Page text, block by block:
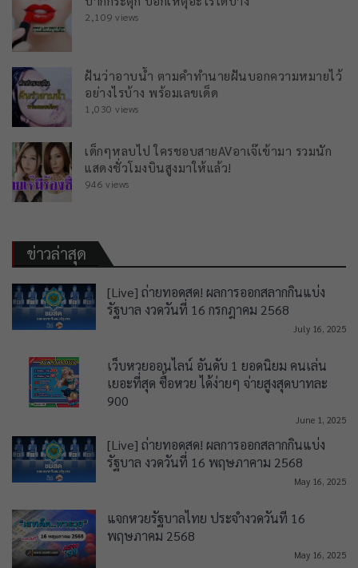
2,109 views
ฝันว่าอาบน้ำ ตามคำทำนายฝันบอกความหมายไว้
อย่างไรบ้าง พร้อมเลขเด็ด
1,030 views
เด็กๆหลบไป ใครชอบสายAVอาเจ๊เข้ามา รวมนัก
แสดงชั่วโมงบินสูงมาให้แล้ว!
946 views
ข่าวล่าสุด
[Live] ถ่ายทอดสด! ผลการออกสลากกินแบ่ง
รัฐบาล งวดวันที่ 16 กรกฎาคม 2568
July 16, 2025
เว็บหวยออนไลน์ อันดับ 1 ยอดนิยม คนเล่น
เยอะที่สุด ซื้อหวย ได้ง่ายๆ จ่ายสูงสุดบาทละ
900
June 1, 2025
[Live] ถ่ายทอดสด! ผลการออกสลากกินแบ่ง
รัฐบาล งวดวันที่ 16 พฤษภาคาม 2568
May 16, 2025
แจกหวยรัฐบาลไทย ประจำงวดวันที่ 16
พฤษภาคม 2568
May 16, 2025